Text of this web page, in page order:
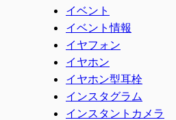
イベント
イベント情報
イヤフォン
イヤホン
イヤホン型耳栓
インスタグラム
インスタントカメラ